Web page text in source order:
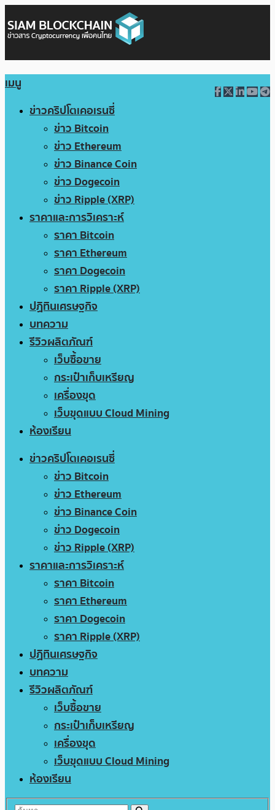
เมนู
ข่าวคริปโตเคอเรนซี่
ข่าว Bitcoin
ข่าว Ethereum
ข่าว Binance Coin
ข่าว Dogecoin
ข่าว Ripple (XRP)
ราคาและการวิเคราะห์
ราคา Bitcoin
ราคา Ethereum
ราคา Dogecoin
ราคา Ripple (XRP)
ปฏิทินเศรษฐกิจ
บทความ
รีวิวผลิตภัณฑ์
เว็บซื้อขาย
กระเป๋าเก็บเหรียญ
เครื่องขุด
เว็บขุดแบบ Cloud Mining
ห้องเรียน
ข่าวคริปโตเคอเรนซี่
ข่าว Bitcoin
ข่าว Ethereum
ข่าว Binance Coin
ข่าว Dogecoin
ข่าว Ripple (XRP)
ราคาและการวิเคราะห์
ราคา Bitcoin
ราคา Ethereum
ราคา Dogecoin
ราคา Ripple (XRP)
ปฏิทินเศรษฐกิจ
บทความ
รีวิวผลิตภัณฑ์
เว็บซื้อขาย
กระเป๋าเก็บเหรียญ
เครื่องขุด
เว็บขุดแบบ Cloud Mining
ห้องเรียน